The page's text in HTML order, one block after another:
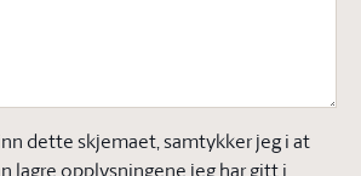
dette skjemaet, samtykker jeg i at
lagre opplysningene jeg har gitt i